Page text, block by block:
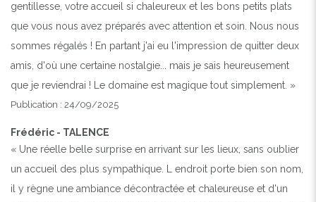
gentillesse, votre accueil si chaleureux et les bons petits plats
que vous nous avez préparés avec attention et soin. Nous nous
sommes régalés ! En partant j'ai eu l'impression de quitter deux
amis, d'où une certaine nostalgie... mais je sais heureusement
que je reviendrai ! Le domaine est magique tout simplement. »
Publication : 24/09/2025
Frédéric - TALENCE
« Une réelle belle surprise en arrivant sur les lieux, sans oublier
un accueil des plus sympathique. L endroit porte bien son nom,
il y règne une ambiance décontractée et chaleureuse et d'un